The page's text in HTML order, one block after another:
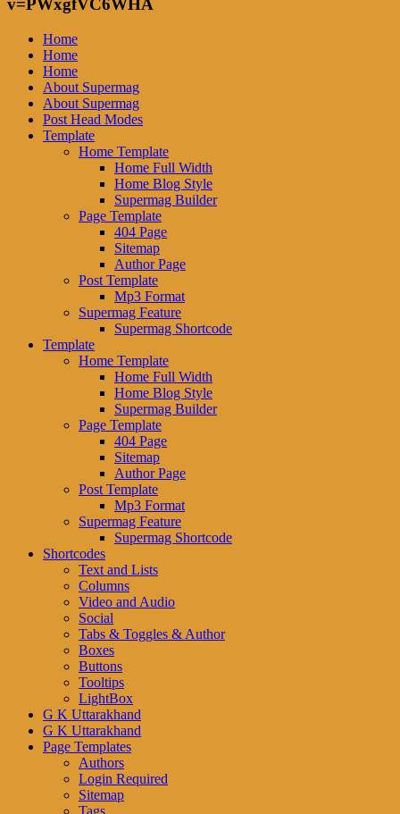
v=PWxgfVC6WHA
Home
Home
Home
About Supermag
About Supermag
Post Head Modes
Template
Home Template
Home Full Width
Home Blog Style
Supermag Builder
Page Template
404 Page
Sitemap
Author Page
Post Template
Mp3 Format
Supermag Feature
Supermag Shortcode
Template
Home Template
Home Full Width
Home Blog Style
Supermag Builder
Page Template
404 Page
Sitemap
Author Page
Post Template
Mp3 Format
Supermag Feature
Supermag Shortcode
Shortcodes
Text and Lists
Columns
Video and Audio
Social
Tabs & Toggles & Author
Boxes
Buttons
Tooltips
LightBox
G K Uttarakhand
G K Uttarakhand
Page Templates
Authors
Login Required
Sitemap
Tags